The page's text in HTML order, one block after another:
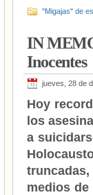
"Migajas" de
IN
Inocentes
jueves, 28 de
Hoy
los
a
medios